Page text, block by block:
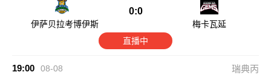
伊萨贝拉考博伊斯
0:0
梅卡瓦延
直播中
19:00 08-08 瑞典丙